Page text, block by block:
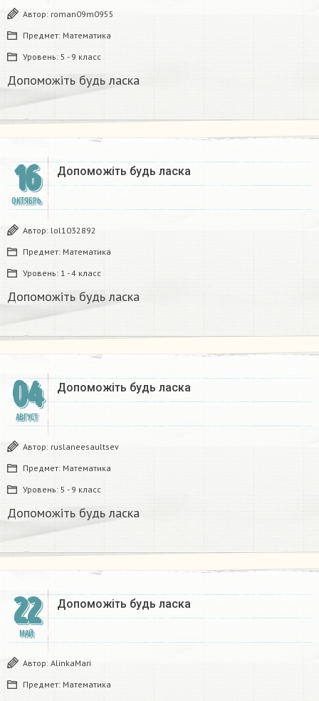
Автор: roman09m0955
Предмет: Математика
Уровень: 5 - 9 класс
Допоможіть будь ласка
16
ОКТЯБРЬ
Допоможіть будь ласка
Автор: lol1032892
Предмет: Математика
Уровень: 1 - 4 класс
Допоможіть будь ласка
04
АВГУСТ
Допоможіть будь ласка
Автор: ruslaneesaultsev
Предмет: Математика
Уровень: 5 - 9 класс
Допоможіть будь ласка
22
МАЙ
Допоможіть будь ласка
Автор: AlinkaMari
Предмет: Математика